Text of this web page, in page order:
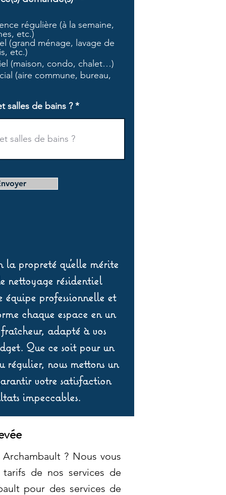
i
a
o
i
régulière (à la semaine,
etc.)
(grand ménage, lavage de
etc.)
(maison, condo, chalet…)
(aire commune, bureau,
salles de bains ?
propreté qu’elle mérite
nettoyage résidentiel
professionnelle et
chaque espace en un
adapté à vos
Que ce soit pour un
régulier, nous mettons un
votre satisfaction
impeccables.
? Nous vous
de nos services de
pour des services de